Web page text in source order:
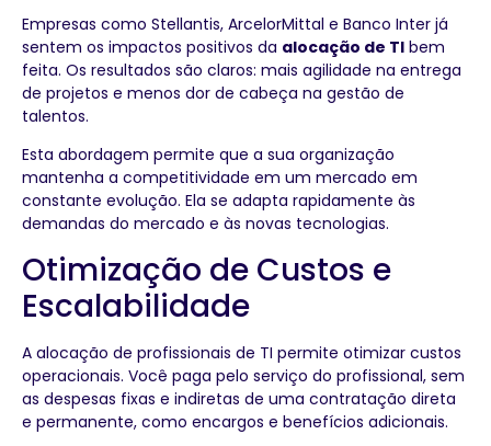
Empresas como Stellantis, ArcelorMittal e Banco Inter já
sentem os impactos positivos da alocação de TI bem
feita. Os resultados são claros: mais agilidade na entrega
de projetos e menos dor de cabeça na gestão de
talentos.
Esta abordagem permite que a sua organização
mantenha a competitividade em um mercado em
constante evolução. Ela se adapta rapidamente às
demandas do mercado e às novas tecnologias.
Otimização de Custos e
Escalabilidade
A alocação de profissionais de TI permite otimizar custos
operacionais. Você paga pelo serviço do profissional, sem
as despesas fixas e indiretas de uma contratação direta
e permanente, como encargos e benefícios adicionais.